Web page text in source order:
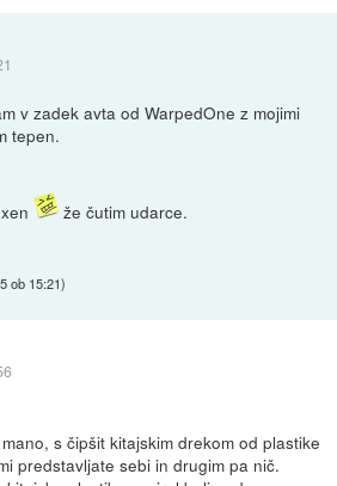
v zadek avta od WarpedOne z mojimi
tepen.
že čutim udarce.
ob 15:21)
s čipšit kitajskim drekom od plastike
predstavljate sebi in drugim pa nič.